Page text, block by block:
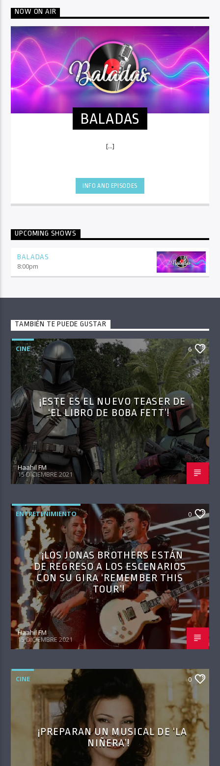
NOW ON AIR
BALADAS
[...]
INFO AND EPISODES
UPCOMING SHOWS
BALADAS
8:00pm
TAMBIÉN TE PUEDE GUSTAR
CINE 6
¡ESTE ES EL NUEVO TEASER DE
‘EL LIBRO DE BOBA FETT’!
Haahil FM
15 DICIEMBRE 2021
ENTRETENIMIENTO 0
¡LOS JONAS BROTHERS ESTÁN
DE REGRESO A LOS ESCENARIOS
CON SU GIRA ‘REMEMBER THIS
TOUR’!
Haahil FM
15 DICIEMBRE 2021
CINE 0
¡PREPARAN UN MUSICAL DE ‘LA
NIÑERA’!